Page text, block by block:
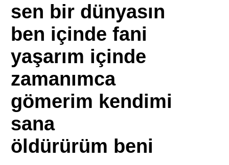
sen bir dünyasın
ben içinde fani
yaşarım içinde
zamanımca
gömerim kendimi
sana
öldürürüm beni